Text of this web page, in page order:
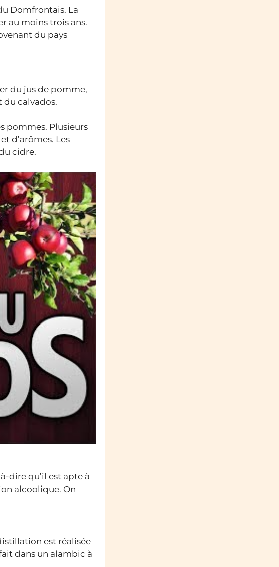
Domfrontais. La
au moins trois ans.
du pays
du jus de pomme,
du calvados.
pommes. Plusieurs
d’arômes. Les
cidre.
dire qu’il est apte à
alcoolique. On
est réalisée
dans un alambic à